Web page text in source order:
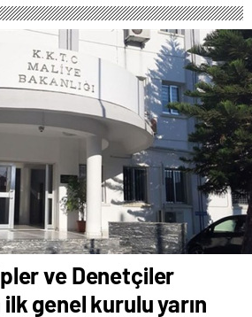
ve Denetçiler
genel kurulu yarın